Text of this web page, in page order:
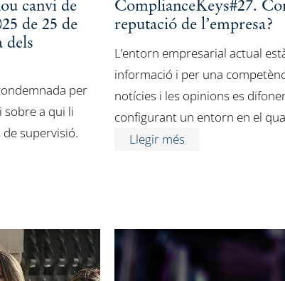
canvi de
de 25 de
dels
per
sobre a qui li
supervisió.
ComplianceKeys#27.
reputació de l’empresa?
L’entorn empresarial actual
informació i per una
notícies i les opinions es
configurant un entorn en el
Llegir més